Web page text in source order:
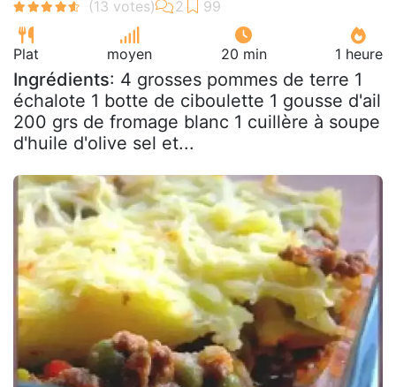
Plat moyen 20 min 1 heure
Ingrédients: 4 grosses pommes de terre 1
échalote 1 botte de ciboulette 1 gousse d'ail
200 grs de fromage blanc 1 cuillère à soupe
d'huile d'olive sel et...